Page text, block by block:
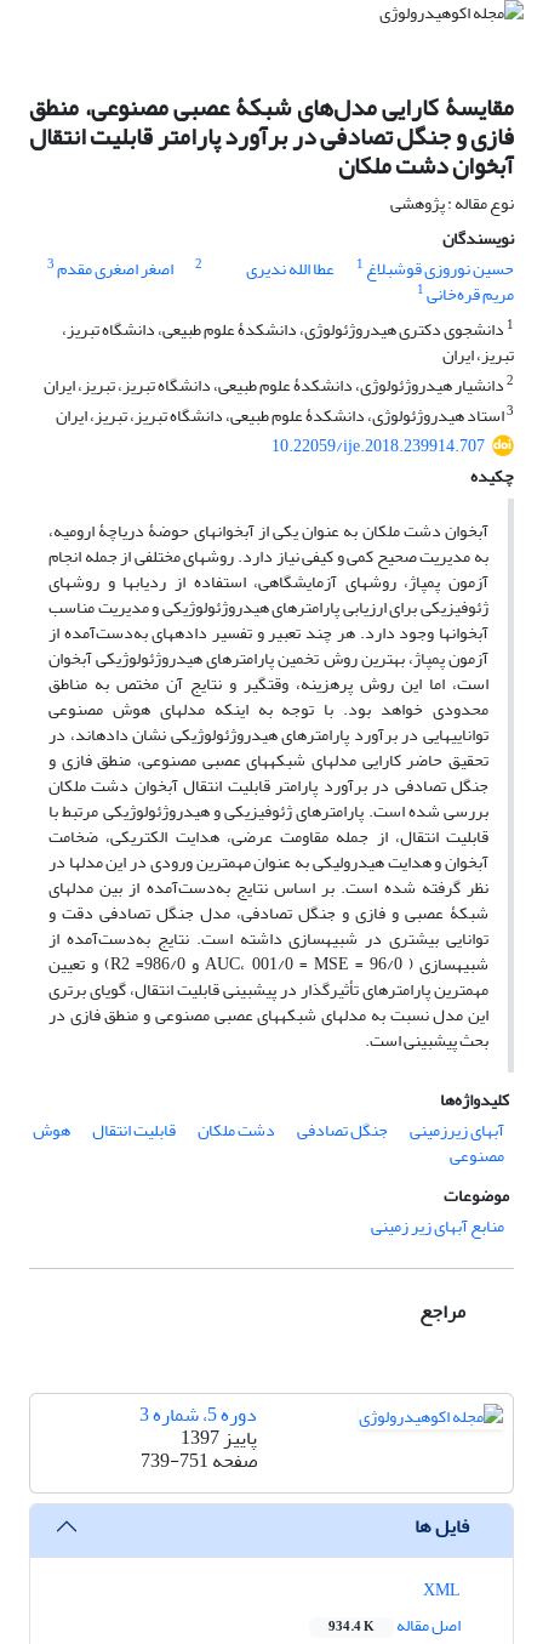
مقایسۀ کارایی مدل‌های شبکۀ عصبی مصنوعی، منطق
فازی و جنگل تصادفی در برآورد پارامتر قابلیت انتقال
آبخوان دشت ملکان
نوع مقاله : پژوهشی
نویسندگان
حسین نوروزی قوشبلاغ 1 عطا الله ندیری 2 اصغر اصغری مقدم3
مریم قره‌خانی1
1 دانشجوی دکتری هیدروژئولوژی، دانشکدۀ علوم طبیعی، دانشگاه تبریز،
تبریز، ایران
2دانشیار هیدروژئولوژی، دانشکدۀ علوم طبیعی، دانشگاه تبریز، تبریز، ایران
3استاد هیدروژئولوژی، دانشکدۀ علوم طبیعی، دانشگاه تبریز، تبریز، ایران
10.22059/ije.2018.239914.707
چکیده
آبخوان دشت ملکان به عنوان یکی از آبخوان‏های حوضۀ دریاچۀ ارومیه،
به مدیریت صحیح کمی و کیفی نیاز دارد. روش‏های مختلفی از جمله انجام
آزمون پمپاژ، روش‏های آزمایشگاهی، استفاده از ردیاب‏ها و روش‏های
ژئوفیزیکی برای ارزیابی پارامترهای هیدروژئولوژیکی و مدیریت مناسب
آبخوان‏ها وجود دارد. هر چند تعبیر و تفسیر داده‏های به‌دست‌آمده از
آزمون پمپاژ، بهترین روش تخمین پارامترهای هیدروژئولوژیکی آبخوان
است، اما این روش‏ پرهزینه، وقت‏گیر و نتایج آن مختص به مناطق
محدودی خواهد بود. با توجه به اینکه مدل‏های هوش مصنوعی
توانایی‏هایی در برآورد پارامترهای هیدروژئولوژیکی نشان داده‏اند، در
تحقیق حاضر کارایی مدل‏های شبکه‏های عصبی مصنوعی، منطق فازی و
جنگل تصادفی در برآورد پارامتر قابلیت انتقال آبخوان دشت ملکان
بررسی شده‏ است. پارامترهای ژئوفیزیکی و هیدروژئولوژیکی مرتبط با
قابلیت انتقال، از جمله مقاومت عرضی، هدایت الکتریکی، ضخامت
آبخوان و هدایت هیدرولیکی به عنوان مهم‏ترین ورودی در این مدل‏ها در
نظر گرفته شده ‏است. بر اساس نتایج به‌دست‌آمده از بین مدل‏های
شبکۀ عصبی و فازی و جنگل تصادفی، مدل جنگل تصادفی ‌دقت و
توانایی بیشتری در شبیه‏سازی داشته‏ است. نتایج به‌دست‌آمده از
شبیه‏سازی ( 96/0 = AUC، 001/0 = MSE و 986/0= R2) و تعیین
مهم‏ترین پارامترهای تأثیرگذار در پیش‏بینی قابلیت انتقال، گویای برتری
این مدل نسبت به مدل‏های شبکه‏های عصبی مصنوعی و منطق فازی در
بحث پیش‏بینی است.
کلیدواژه‌ها
آب‏های زیرزمینی
جنگل تصادفی دشت ملکان قابلیت انتقال هوش
مصنوعی
موضوعات
منابع آبهای زیر زمینی
مراجع
دوره 5، شماره 3
پاییز 1397
صفحه739-751
فایل ها
اصل مقاله
934.4 K